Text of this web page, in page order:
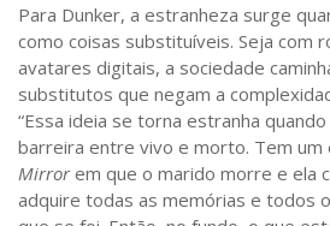
Para Dunker, a estranheza surge
como coisas substituíveis. Seja com
avatares digitais, a sociedade
substitutos que negam a
“Essa ideia se torna estranha
barreira entre vivo e morto. Tem um
Mirrorem que o marido morre e ela
adquire todas as memórias e todos